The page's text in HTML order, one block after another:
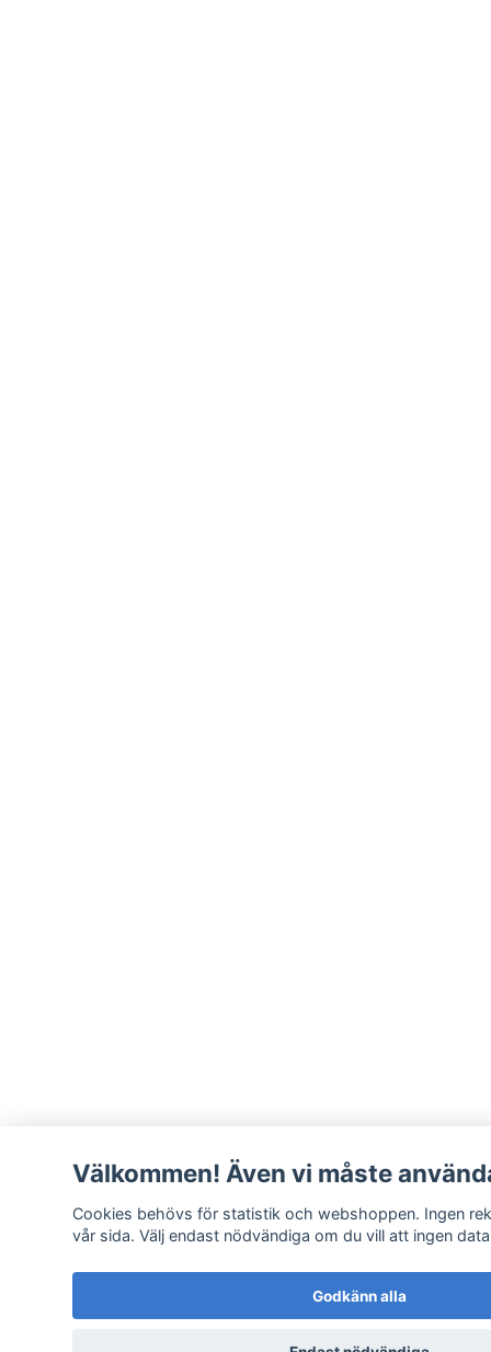
Välkommen! Även vi måste
Cookies behövs för statistik och webshoppen. Ingen
vår sida. Välj endast nödvändiga om du vill att ingen
Godkänn alla